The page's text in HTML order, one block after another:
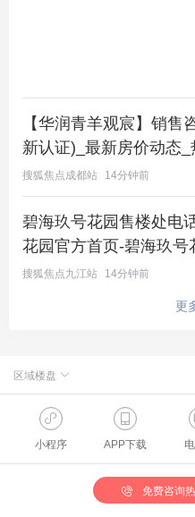
换句话说，外地人在苏
解”......
这确实可以看作是全国
逐渐加快。
年初至今，苏州接连颁
限购放宽，公积金贷款
苏州这轮松绑，可以说
【华润青羊观宸】销售
新认证)_最新房价动态_
析_本月优惠_售楼处公
搜狐焦点成都站 14分钟前
碧海玖号花园售楼处电
花园官方首页-碧海玖号
心竭诚欢迎您@楼盘详
搜狐焦点九江站 14分钟前
更
区域楼盘
北京楼盘
小程序 APP下载
免费咨询